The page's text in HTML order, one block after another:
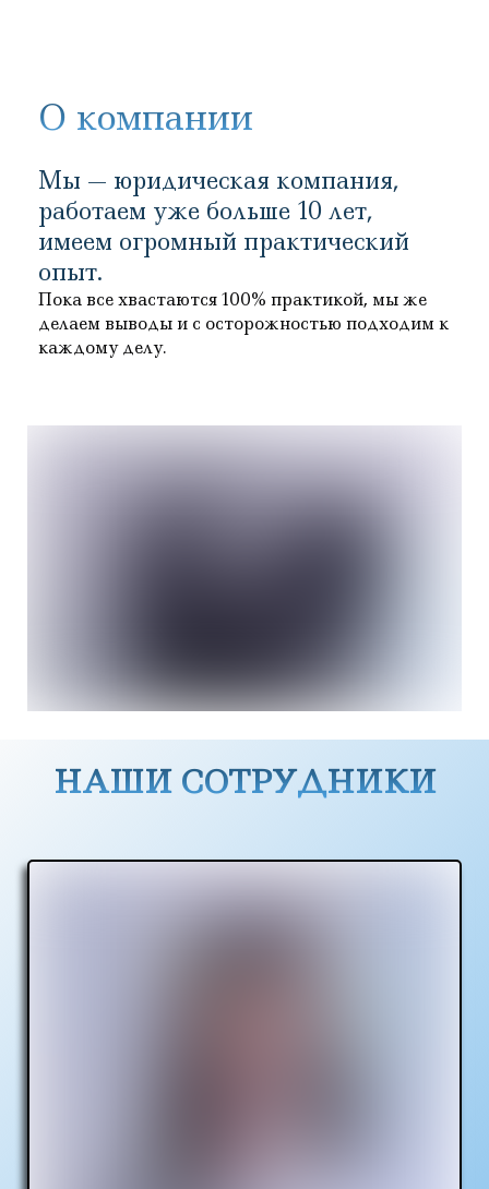
О компании
Мы — юридическая компания,
работаем уже больше 10 лет,
имеем огромный практический
опыт.
Пока все хвастаются 100% практикой, мы же
делаем выводы и с осторожностью подходим к
каждому делу.
НАШИ СОТРУДНИКИ